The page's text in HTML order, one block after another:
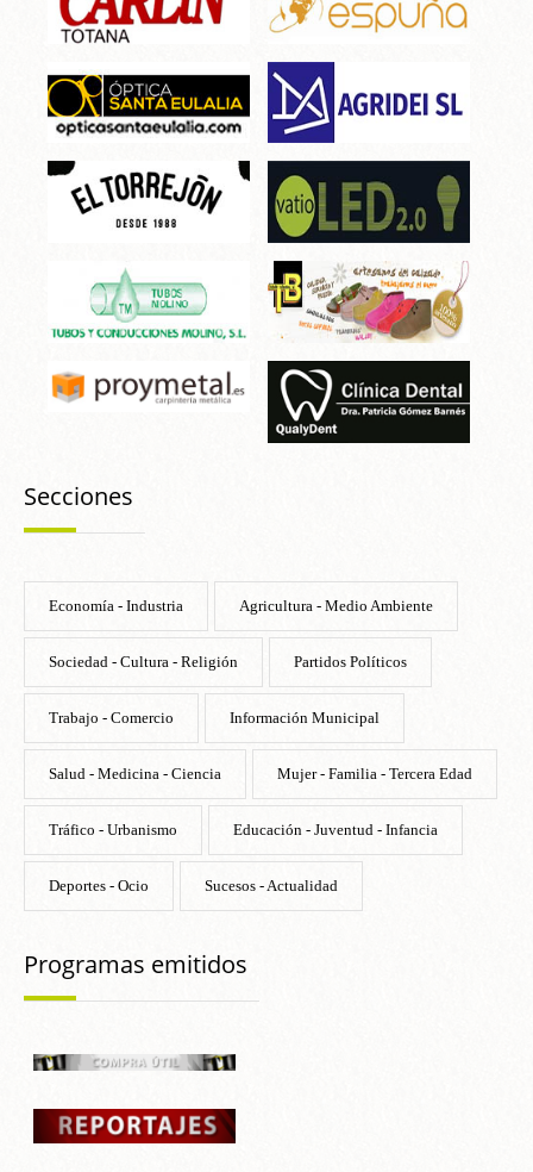
Secciones
Economía - Industria Agricultura - Medio Ambiente
Sociedad - Cultura - Religión Partidos Políticos
Trabajo - Comercio Información Municipal
Salud - Medicina - Ciencia Mujer - Familia - Tercera Edad
Tráfico - Urbanismo Educación - Juventud - Infancia
Deportes - Ocio Sucesos - Actualidad
Programas emitidos